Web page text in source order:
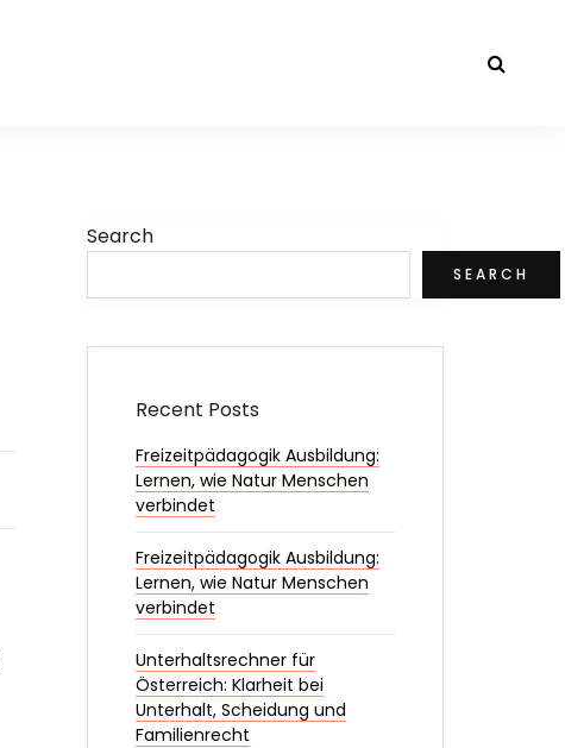
Search
SEARCH
Recent Posts
Freizeitpädagogik Ausbildung:
Lernen, wie Natur Menschen
verbindet
Freizeitpädagogik Ausbildung:
Lernen, wie Natur Menschen
verbindet
Unterhaltsrechner für
Österreich: Klarheit bei
Unterhalt, Scheidung und
Familienrecht